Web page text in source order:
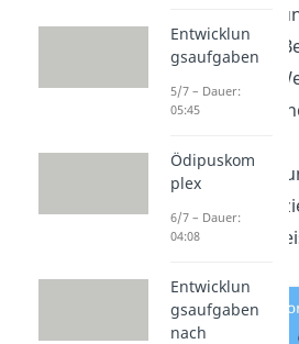
Fähigkeiten
Motiveund
Moral- und
politischen
Stimmungs-
und seine
Entwicklun
gsaufgaben
5/7 – Dauer:
05:45
Ödipuskom
plex
6/7 – Dauer:
04:08
Entwicklun
gsaufgaben
nach